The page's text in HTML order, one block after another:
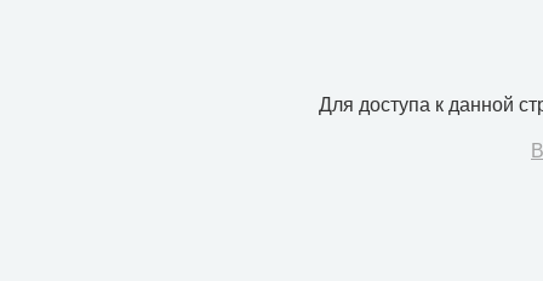
Для доступа к данной